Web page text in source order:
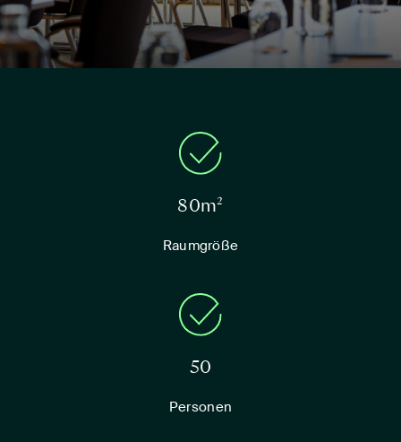
80m²
Raumgröße
50
Personen